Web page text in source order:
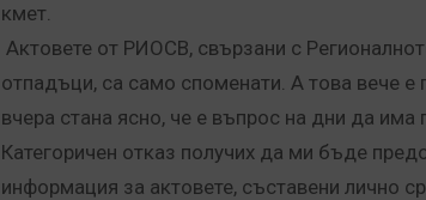
кмет.
Актовете от РИОСВ, свързани с
отпадъци, са само споменати. А това вече
вчера стана ясно, че е въпрос на дни да има
Категоричен отказ получих да ми бъде
информация за актовете, съставени лично